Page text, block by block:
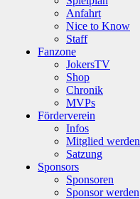
Anfahrt
Nice to Know
Staff
Fanzone
JokersTV
Shop
Chronik
MVPs
Förderverein
Infos
Mitglied werden
Satzung
Sponsors
Sponsoren
Sponsor werden